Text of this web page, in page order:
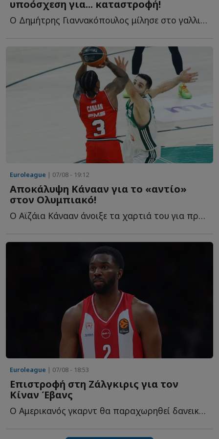
υποόσχεση για... καταστροφή!
Ο Δημήτρης Γιαννακόπουλος μίλησε στο γαλλικό κανάλι Eu...
Euroleague | 07/08 - 19:12
Αποκάλυψη Κάνααν για το «αντίο»
στον Ολυμπιακό!
Ο Αϊζάια Κάνααν άνοιξε τα χαρτιά του για πρώτη φορά σ...
Euroleague | 07/08 - 18:53
Επιστροφή στη Ζάλγκιρις για τον
Κίναν Έβανς
Ο Αμερικανός γκαρντ θα παραχωρηθεί δανεικός στους Λ...